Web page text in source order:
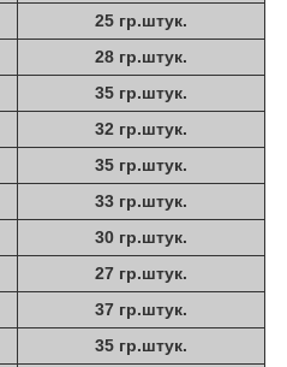
25 гр.штук.
28 гр.штук.
35 гр.штук.
32 гр.штук.
35 гр.штук.
33 гр.штук.
30 гр.штук.
27 гр.штук.
37 гр.штук.
35 гр.штук.